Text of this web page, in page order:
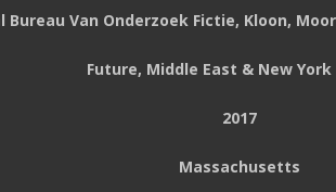
Bureau Van Onderzoek Fictie, Kloon,
Future, Middle East & New
2017
Massachusetts